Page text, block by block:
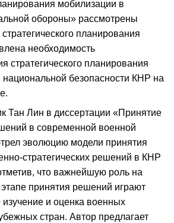
мобилизации в
обороны» рассмотрены
планирования
необходимость
стратегического планирования
национальной безопасности КНР на
Тан Лин в диссертации «Принятие
в современной военной
эволюцию модели принятия
стратегических решений в КНР
что важнейшую роль на
принятия решений играют
и оценка военных
стран. Автор предлагает